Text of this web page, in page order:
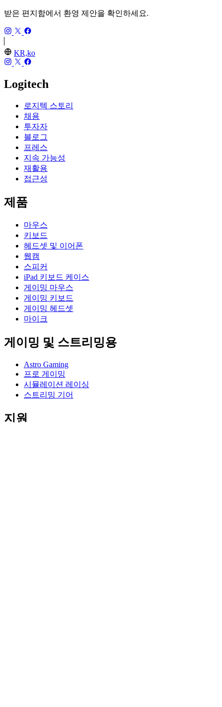
받은 편지함에서 환영 제안을 확인하세요.
KR,ko
Logitech
로지텍 스토리
채용
투자자
블로그
프레스
지속 가능성
재활용
접근성
제품
마우스
키보드
헤드셋 및 이어폰
웹캠
스피커
iPad 키보드 케이스
게이밍 마우스
게이밍 키보드
게이밍 헤드셋
마이크
게이밍 및 스트리밍용
Astro Gaming
프로 게이밍
시뮬레이션 레이싱
스트리밍 기어
지원